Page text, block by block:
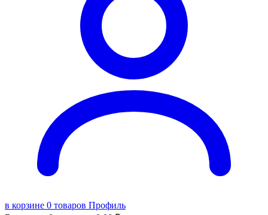
в корзине 0 товаров Профиль